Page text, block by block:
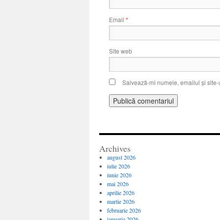
Email *
Site web
Salvează-mi numele, emailul și
Archives
august 2026
iulie 2026
iunie 2026
mai 2026
aprilie 2026
martie 2026
februarie 2026